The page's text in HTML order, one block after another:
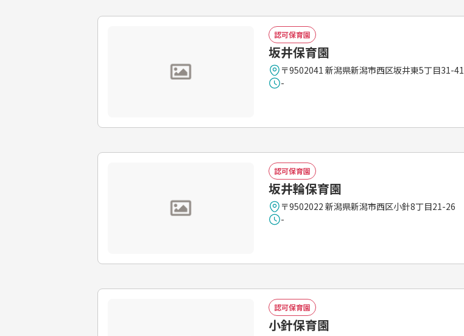
認可保育園
坂井保育園
〒9502041 新潟県新潟市西区坂井東5丁目31-41
-
認可保育園
坂井輪保育園
〒9502022 新潟県新潟市西区小針8丁目21-26
-
認可保育園
小針保育園